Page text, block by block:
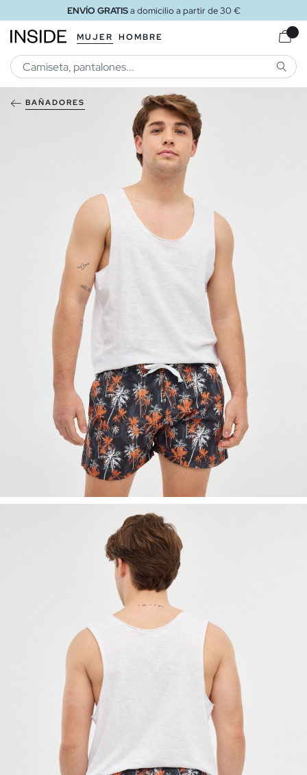
ENVÍO GRATISa domicilio a partir de 30 €
MUJER HOMBRE
BAÑADORES